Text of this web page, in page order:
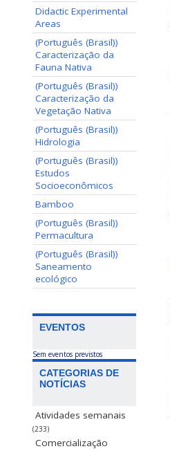
Didactic Experimental
Areas
(Português (Brasil))
Caracterização da
Fauna Nativa
(Português (Brasil))
Caracterização da
Vegetação Nativa
(Português (Brasil))
Hidrologia
(Português (Brasil))
Estudos
Socioeconômicos
Bamboo
(Português (Brasil))
Permacultura
(Português (Brasil))
Saneamento
ecológico
EVENTOS
Sem eventos previstos
CATEGORIAS DE
NOTÍCIAS
Atividades semanais
(233)
Comercialização